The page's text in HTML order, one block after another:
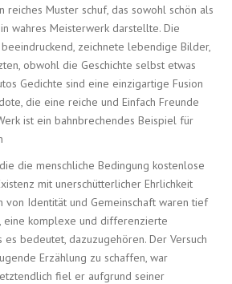
reiches Muster schuf, das sowohl schön als
wahres Meisterwerk darstellte. Die
zeichnete lebendige Bilder,
obwohl die Geschichte selbst etwas
Gedichte sind eine einzigartige Fusion
die eine reiche und Einfach Freunde
ist ein bahnbrechendes Beispiel für
die menschliche Bedingung kostenlose
mit unerschütterlicher Ehrlichkeit
von Identität und Gemeinschaft waren tief
eine komplexe und differenzierte
es bedeutet, dazuzugehören. Der Versuch
Erzählung zu schaffen, war
fiel er aufgrund seiner